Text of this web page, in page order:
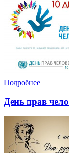
Подробнее
День прав